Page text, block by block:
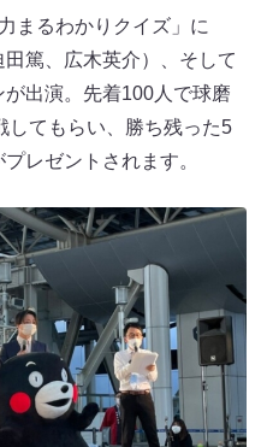
まるわかりクイズ」に
篤、広木英介）、そして
出演。先着100人で球磨
してもらい、勝ち残った5
レゼントされます。